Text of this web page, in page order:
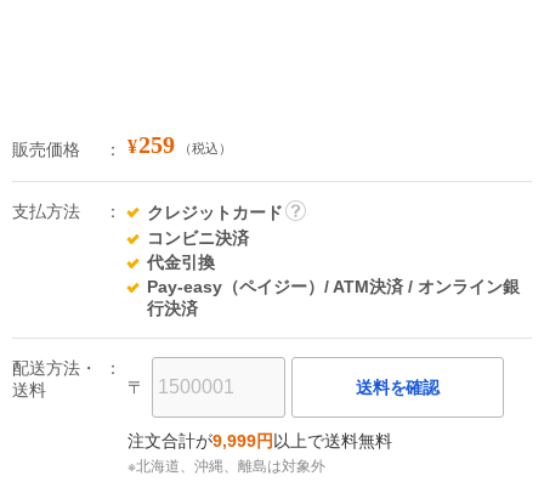
販売価格 ¥259 （税込）
支払方法
クレジットカード
コンビニ決済
代金引換
Pay-easy（ペイジー）/ ATM決済 / オンライン銀
行決済
配送方法・
送料
〒 送料を確認
注文合計が9,999円 以上で送料無料
※北海道、沖縄、離島は対象外